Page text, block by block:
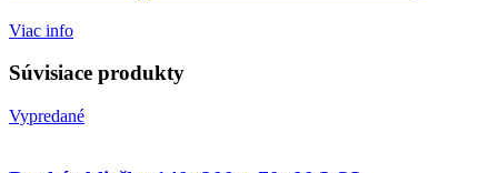
Viac info
Súvisiace produkty
Vypredané